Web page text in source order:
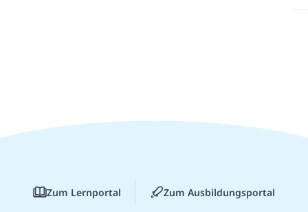
Zum Lernportal Zum Ausbildungsportal